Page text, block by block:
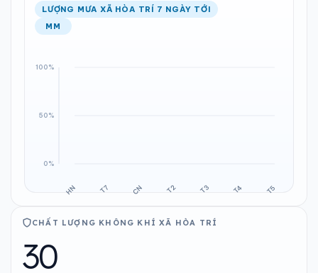
LƯỢNG MƯA XÃ HÒA TRÍ 7 NGÀY TỚI
MM
CHẤT LƯỢNG KHÔNG KHÍ XÃ HÒA TRÍ
30